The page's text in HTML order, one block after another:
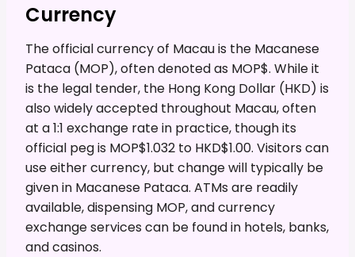
Currency
The official currency of Macau is the Macanese
Pataca (MOP), often denoted as MOP$. While it
is the legal tender, the Hong Kong Dollar (HKD) is
also widely accepted throughout Macau, often
at a 1:1 exchange rate in practice, though its
official peg is MOP$1.032 to HKD$1.00. Visitors can
use either currency, but change will typically be
given in Macanese Pataca. ATMs are readily
available, dispensing MOP, and currency
exchange services can be found in hotels, banks,
and casinos.